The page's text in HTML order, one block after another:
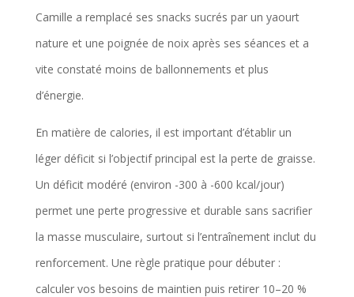
Camille a remplacé ses snacks sucrés par un yaourt
nature et une poignée de noix après ses séances et a
vite constaté moins de ballonnements et plus
d’énergie.
En matière de calories, il est important d’établir un
léger déficit si l’objectif principal est la perte de graisse.
Un déficit modéré (environ -300 à -600 kcal/jour)
permet une perte progressive et durable sans sacrifier
la masse musculaire, surtout si l’entraînement inclut du
renforcement. Une règle pratique pour débuter :
calculer vos besoins de maintien puis retirer 10–20 %